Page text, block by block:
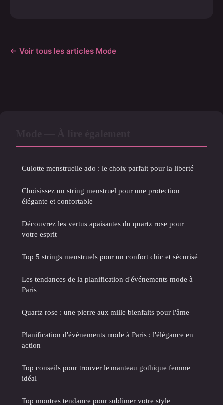
← Voir tous les articles Mode
Culotte menstruelle ado : le choix parfait pour la liberté
Choisissez un string menstruel pour une protection
élégante et confortable
Découvrez les vertus apaisantes du quartz rose pour
votre esprit
Top 5 strings menstruels pour un confort chic et sécurisé
Les tendances de la planification d'événements mode à
Paris
Quartz rose : une pierre aux mille bienfaits pour l'âme
Planification d'événements mode à Paris : l'élégance en
action
Top conseils pour trouver le manteau gothique femme
idéal
Top montres tendance pour sublimer votre style